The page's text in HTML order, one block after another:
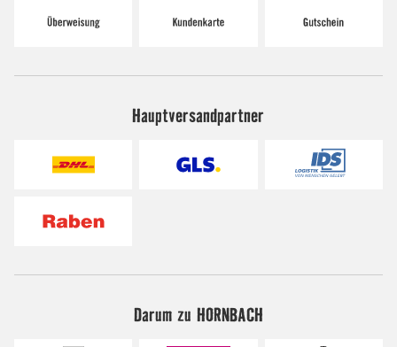
Hauptversandpartner
Darum zu HORNBACH